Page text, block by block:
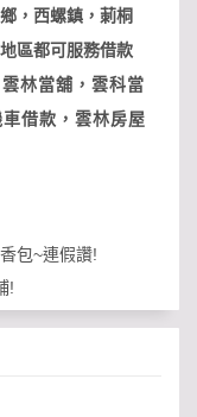
，西螺鎮，莿桐
區都可服務借款
林當舖，雲科當
借款，雲林房屋
包~連假讚!
!